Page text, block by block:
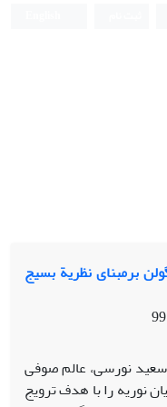
برمبنای نظریة بسیج
نورسی، عالم صوفی
نوریه را با هدف ترویج